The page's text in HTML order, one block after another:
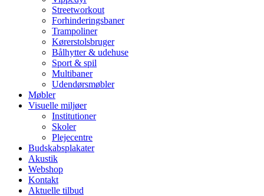
Streetworkout
Forhinderingsbaner
Trampoliner
Kørerstolsbruger
Bålhytter & udehuse
Sport & spil
Multibaner
Udendørsmøbler
Møbler
Visuelle miljøer
Institutioner
Skoler
Plejecentre
Budskabsplakater
Akustik
Webshop
Kontakt
Aktuelle tilbud